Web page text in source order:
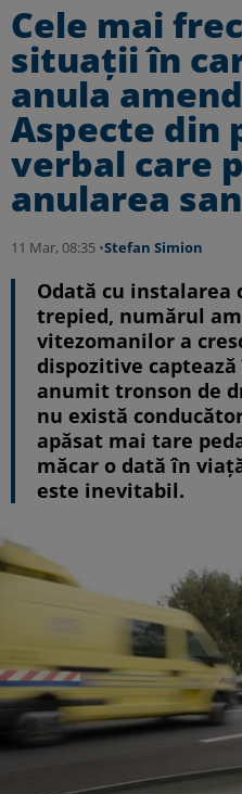
Cele mai
situații în
anula
Aspecte din
verbal care
anularea
11 Mar, 08:35 •Stefan Simion
Odată cu instalarea
trepied, numărul
vitezomanilor a
dispozitive
anumit tronson de
nu există
apăsat mai tare
măcar o dată în
este inevitabil.